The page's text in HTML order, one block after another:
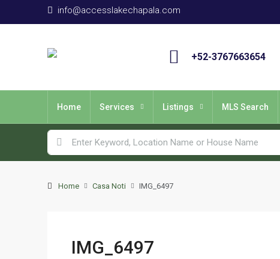
info@accesslakechapala.com
+52-3767663654
Home Services Listings MLS Search
Home Casa Noti IMG_6497
IMG_6497